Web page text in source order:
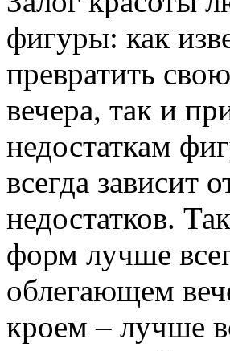
фигуры: как
превратить
вечера, так и
недостаткам
всегда зависит
недостатков.
форм лучше
облегающем
кроем – лучше